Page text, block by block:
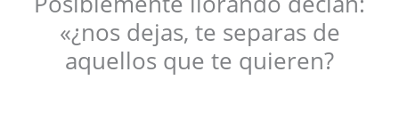
«¿nos dejas, te separas de
aquellos que te quieren?